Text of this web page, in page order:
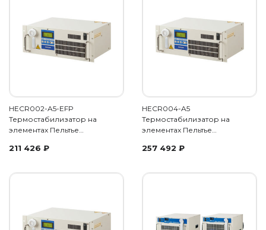
HECR002-A5-EFP
Термостабилизатор на
элементах Пельтье…
211 426 ₽
HECR004-A5
Термостабилизатор на
элементах Пельтье…
257 492 ₽